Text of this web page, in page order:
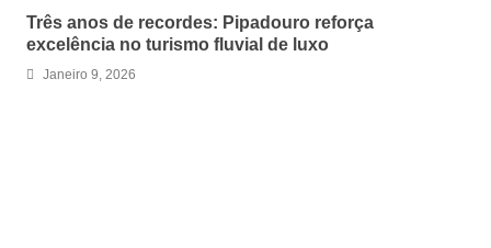
Três anos de recordes: Pipadouro reforça
excelência no turismo fluvial de luxo
Janeiro 9, 2026